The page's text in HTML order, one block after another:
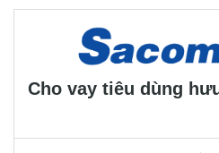
Cho vay tiêu dùng